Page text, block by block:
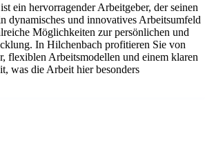
ein hervorragender Arbeitgeber, der seinen
dynamisches und innovatives Arbeitsumfeld
Möglichkeiten zur persönlichen und
In Hilchenbach profitieren Sie von
flexiblen Arbeitsmodellen und einem klaren
was die Arbeit hier besonders